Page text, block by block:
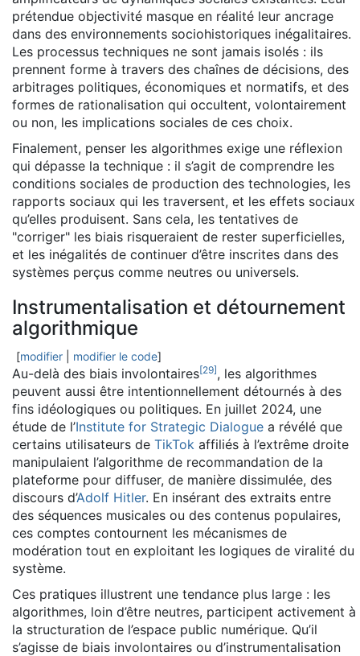
prétendue objectivité masque en réalité leur ancrage
dans des environnements sociohistoriques inégalitaires.
Les processus techniques ne sont jamais isolés : ils
prennent forme à travers des chaînes de décisions, des
arbitrages politiques, économiques et normatifs, et des
formes de rationalisation qui occultent, volontairement
ou non, les implications sociales de ces choix.
Finalement, penser les algorithmes exige une réflexion
qui dépasse la technique : il s’agit de comprendre les
conditions sociales de production des technologies, les
rapports sociaux qui les traversent, et les effets sociaux
qu’elles produisent. Sans cela, les tentatives de
"corriger" les biais risqueraient de rester superficielles,
et les inégalités de continuer d’être inscrites dans des
systèmes perçus comme neutres ou universels.
Instrumentalisation et détournement
algorithmique
[modifier modifier le code]
Au-delà des biais involontaires[29], les algorithmes
peuvent aussi être intentionnellement détournés à des
fins idéologiques ou politiques. En juillet 2024, une
étude de l’Institute for Strategic Dialogue a révélé que
certains utilisateurs de TikTok affiliés à l’extrême droite
manipulaient l’algorithme de recommandation de la
plateforme pour diffuser, de manière dissimulée, des
discours d’Adolf Hitler. En insérant des extraits entre
des séquences musicales ou des contenus populaires,
ces comptes contournent les mécanismes de
modération tout en exploitant les logiques de viralité du
système.
Ces pratiques illustrent une tendance plus large : les
algorithmes, loin d’être neutres, participent activement à
la structuration de l’espace public numérique. Qu’il
s’agisse de biais involontaires ou d’instrumentalisation